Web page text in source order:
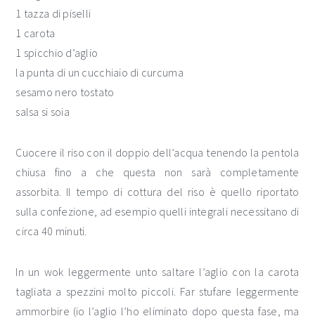
1 tazza di piselli
1 carota
1 spicchio d’aglio
la punta di un cucchiaio di curcuma
sesamo nero tostato
salsa si soia
Cuocere il riso con il doppio dell’acqua tenendo la pentola
chiusa fino a che questa non sarà completamente
assorbita. Il tempo di cottura del riso è quello riportato
sulla confezione, ad esempio quelli integrali necessitano di
circa 40 minuti.
In un wok leggermente unto saltare l’aglio con la carota
tagliata a spezzini molto piccoli. Far stufare leggermente
ammorbire (io l’aglio l’ho eliminato dopo questa fase, ma